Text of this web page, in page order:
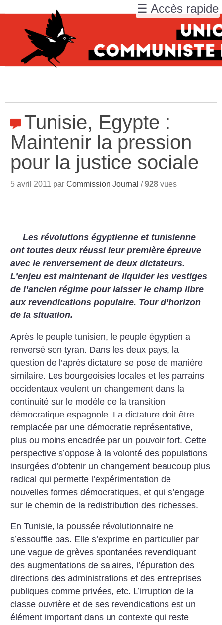
Tunisie, Egypte :
Maintenir la pression
pour la justice sociale
5 avril 2011 parCommission Journal /928 vues
Les révolutions égyptienne et tunisienne
ont toutes deux réussi leur première épreuve
avec le renversement de deux dictateurs.
L’enjeu est maintenant de liquider les vestiges
de l’ancien régime pour laisser le champ libre
aux revendications populaire. Tour d’horizon
de la situation.
Après le peuple tunisien, le peuple égyptien a
renversé son tyran. Dans les deux pays, la
question de l’après dictature se pose de manière
similaire. Les bourgeoisies locales et les parrains
occidentaux veulent un changement dans la
continuité sur le modèle de la transition
démocratique espagnole. La dictature doit être
remplacée par une démocratie représentative,
plus ou moins encadrée par un pouvoir fort. Cette
perspective s’oppose à la volonté des populations
insurgées d’obtenir un changement beaucoup plus
radical qui permette l’expérimentation de
nouvelles formes démocratiques, et qui s’engage
sur le chemin de la redistribution des richesses.
En Tunisie, la poussée révolutionnaire ne
s’essouffle pas. Elle s’exprime en particulier par
une vague de grèves spontanées revendiquant
des augmentations de salaires, l’épuration des
directions des administrations et des entreprises
publiques comme privées, etc. L’irruption de la
classe ouvrière et de ses revendications est un
élément important dans un contexte qui reste
☰ Accès rapide